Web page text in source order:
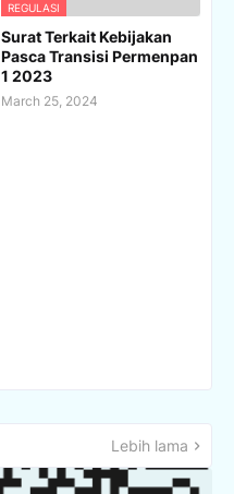
REGULASI
Surat Terkait Kebijakan
Pasca Transisi Permenpan
1 2023
March 25, 2024
Lebih lama